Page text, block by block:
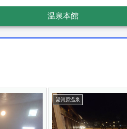
温泉本館
湯河原温泉